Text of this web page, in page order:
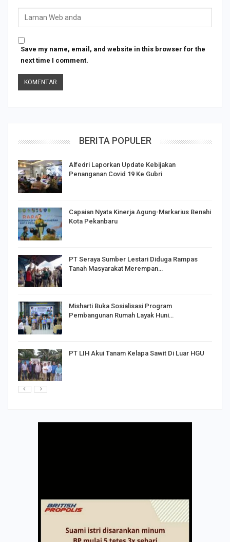
Save my name, email, and website in this browser for the
next time I comment.
BERITA POPULER
Alfedri Laporkan Update Kebijakan
Penanganan Covid 19 Ke Gubri
Capaian Nyata Kinerja Agung-Markarius Benahi
Kota Pekanbaru
PT Seraya Sumber Lestari Diduga Rampas
Tanah Masyarakat Merempan…
Misharti Buka Sosialisasi Program
Pembangunan Rumah Layak Huni…
PT LIH Akui Tanam Kelapa Sawit Di Luar HGU